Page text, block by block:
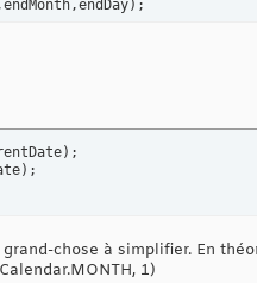
) ;
) ;
) ;
chose à simplifier. En
1)